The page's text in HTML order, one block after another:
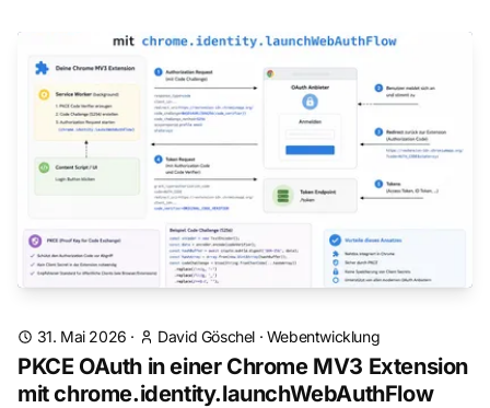
31. Mai 2026 · David Göschel · Webentwicklung
PKCE OAuth in einer Chrome MV3 Extension
mit chrome.identity.launchWebAuthFlow